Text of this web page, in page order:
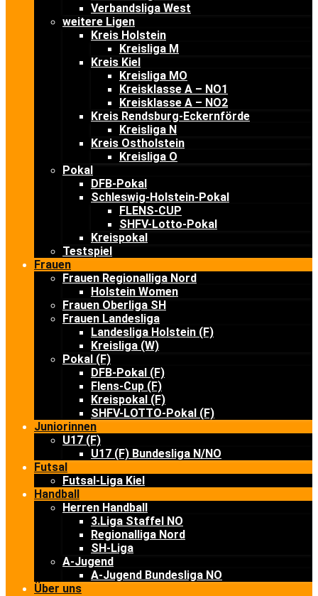
Verbandsliga West
weitere Ligen
Kreis Holstein
Kreisliga M
Kreis Kiel
Kreisliga MO
Kreisklasse A – NO1
Kreisklasse A – NO2
Kreis Rendsburg-Eckernförde
Kreisliga N
Kreis Ostholstein
Kreisliga O
Pokal
DFB-Pokal
Schleswig-Holstein-Pokal
FLENS-CUP
SHFV-Lotto-Pokal
Kreispokal
Testspiel
Frauen
Frauen Regionalliga Nord
Holstein Women
Frauen Oberliga SH
Frauen Landesliga
Landesliga Holstein (F)
Kreisliga (W)
Pokal (F)
DFB-Pokal (F)
Flens-Cup (F)
Kreispokal (F)
SHFV-LOTTO-Pokal (F)
Juniorinnen
U17 (F)
U17 (F) Bundesliga N/NO
Futsal
Futsal-Liga Kiel
Handball
Herren Handball
3.Liga Staffel NO
Regionalliga Nord
SH-Liga
A-Jugend
A-Jugend Bundesliga NO
Über uns